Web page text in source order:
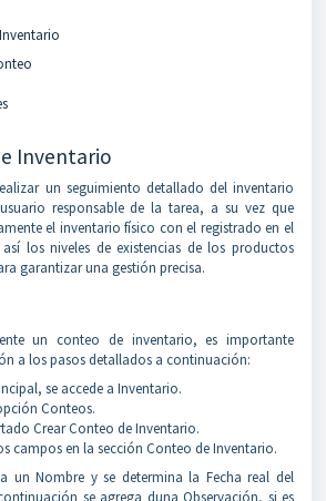
Inventario
un seguimiento detallado del inventario
responsable de la tarea, a su vez que
el inventario físico con el registrado en el
los niveles de existencias de los productos
garantizar una gestión precisa.
un conteo de inventario, es importante
a los pasos detallados a continuación:
se accede a Inventario.
Conteos.
Crear Conteo de Inventario.
campos en la sección Conteo de Inventario.
un Nombre y se determina la Fecha real del
se agrega duna Observación, si es